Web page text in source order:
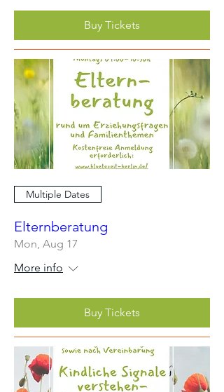
Buy Tickets
Multiple Dates
Elternberatung
Mon, Aug 17
More info
Buy Tickets